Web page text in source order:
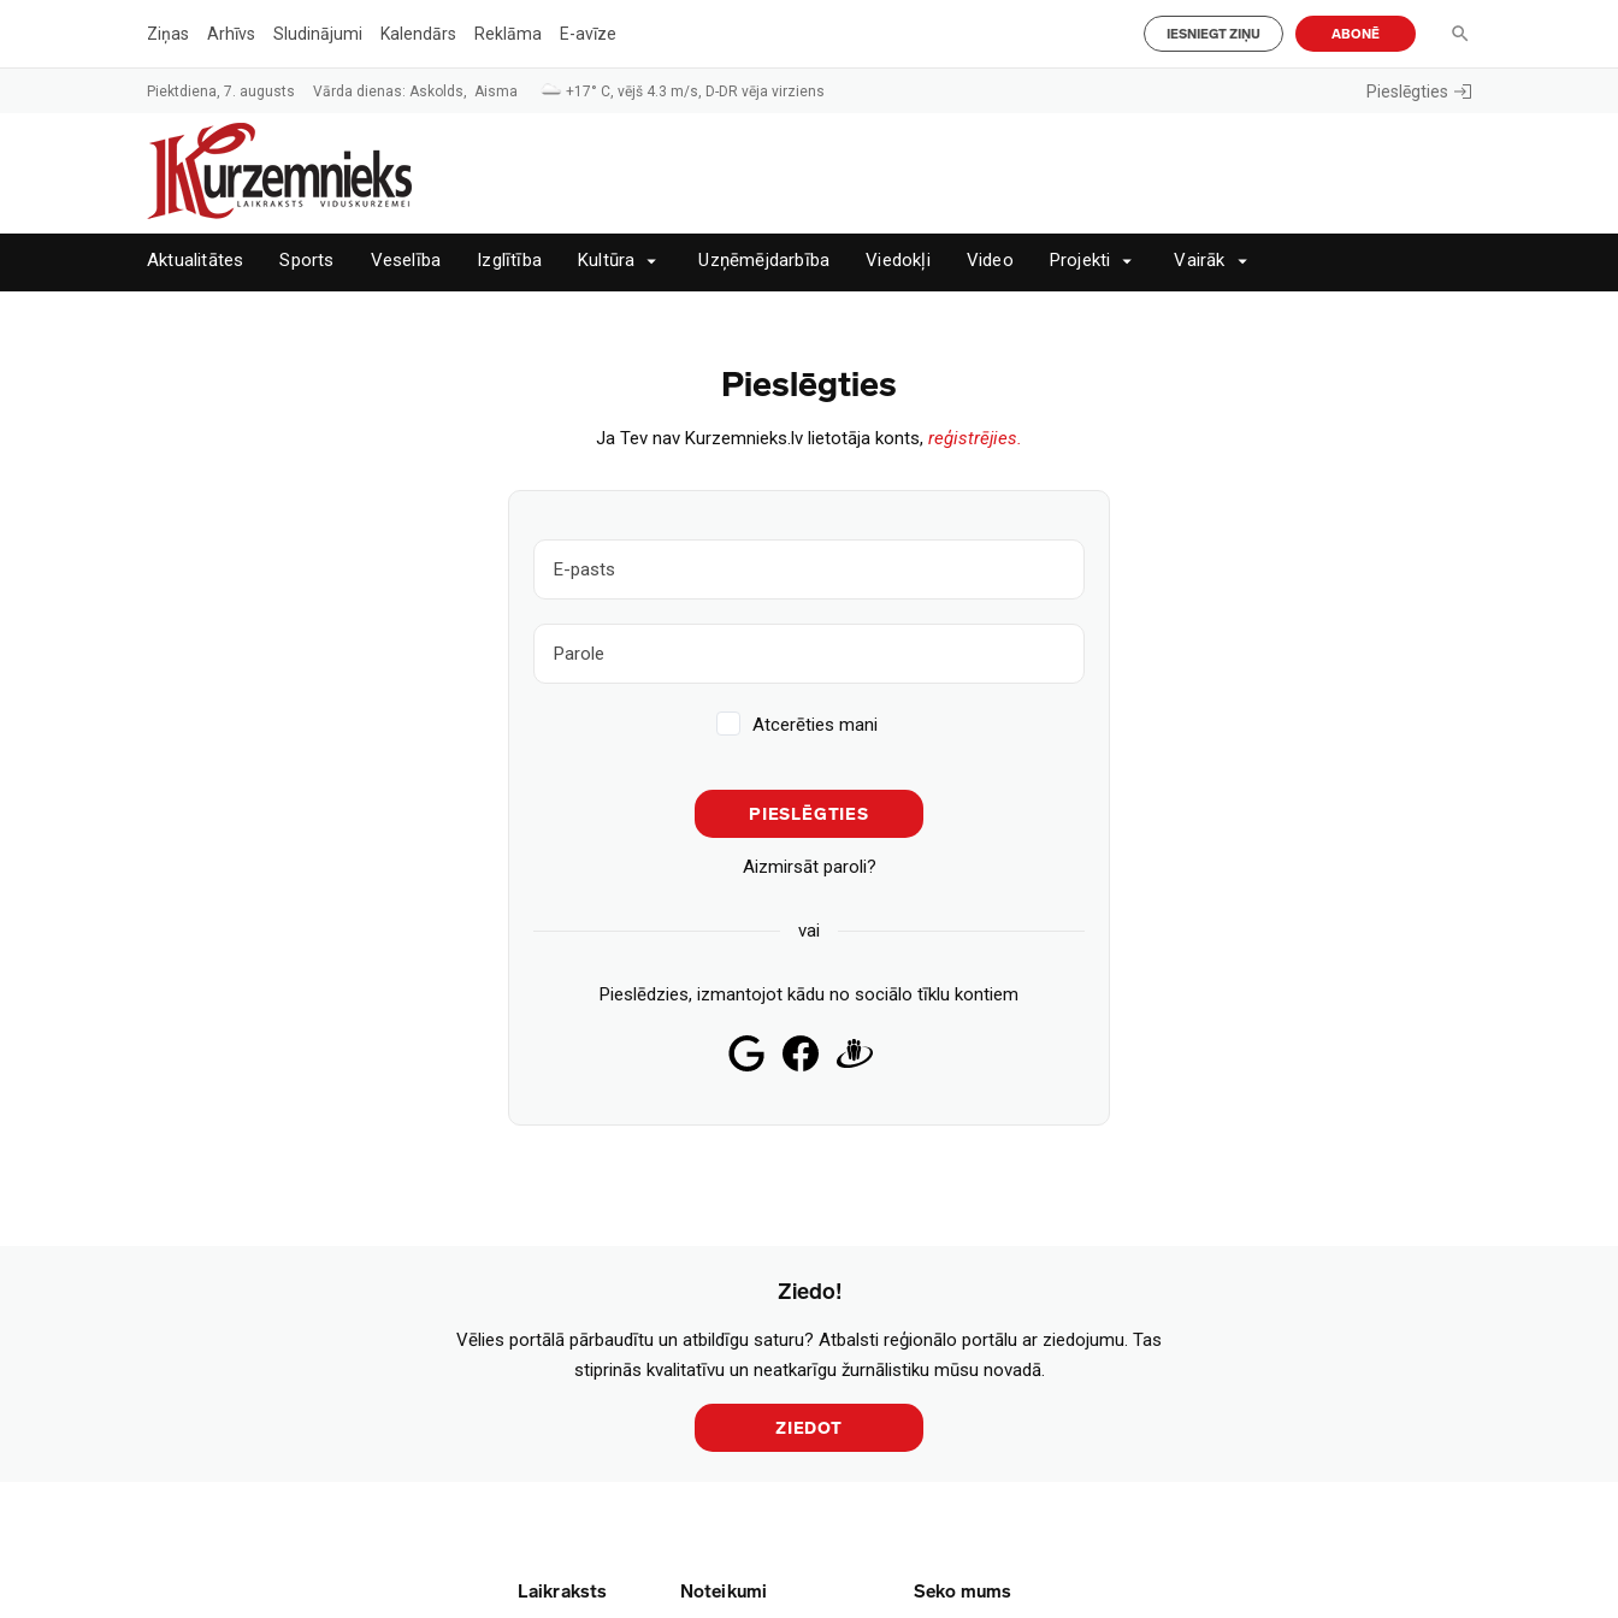
Ziņas Arhīvs Sludinājumi Kalendārs Reklāma E-avīze IESNIEGT ZIŅU ABONĒ
Piektdiena, 7. augusts Vārda dienas: Askolds, Aisma +17° C, vējš 4.3 m/s, D-DR vēja virziens Pieslēgties
Aktualitātes Sports Veselība Izglītība Kultūra Uzņēmējdarbība Viedokļi Video Projekti Vairāk
Pieslēgties
Ja Tev nav Kurzemnieks.lv lietotāja konts, reģistrējies.
Atcerēties mani
PIESLĒGTIES
Aizmirsāt paroli?
vai
Pieslēdzies, izmantojot kādu no sociālo tīklu kontiem
Ziedo!
Vēlies portālā pārbaudītu un atbildīgu saturu? Atbalsti reģionālo portālu ar ziedojumu. Tas
stiprinās kvalitatīvu un neatkarīgu žurnālistiku mūsu novadā.
ZIEDOT
Laikraksts Noteikumi Seko mums